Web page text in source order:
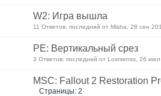
W2: Игра вышла
11 Ответов: последний от Misha, 28 сен
PE: Вертикальный срез
3 Ответов: последний от Lostsenss, 26
MSC: Fallout 2 Restoration
Страницы: 2